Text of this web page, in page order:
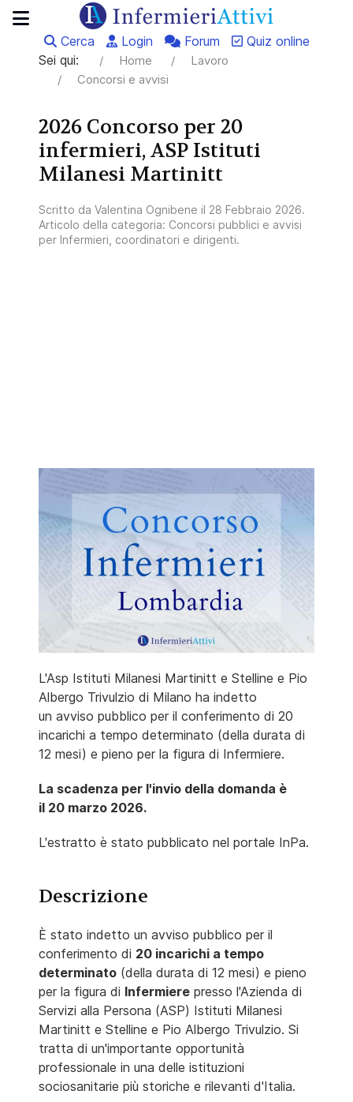
Cerca Login Forum
Quiz online
Sei qui:
Home
Lavoro
Concorsi e avvisi
2026 Concorso per 20
infermieri, ASP Istituti
Milanesi Martinitt
Scritto da Valentina Ognibene il 28 Febbraio 2026.
Articolo della categoria: Concorsi pubblici e avvisi
per Infermieri, coordinatori e dirigenti.
L'Asp Istituti Milanesi Martinitt e Stelline e Pio
Albergo Trivulzio di Milano ha indetto
un avviso pubblico per il conferimento di 20
incarichi a tempo determinato (della durata di
12 mesi) e pieno per la figura di Infermiere.
La scadenza per l'invio della domanda è
il 20 marzo 2026.
L'estratto è stato pubblicato nel portale InPa.
Descrizione
È stato indetto un avviso pubblico per il
conferimento di 20 incarichi a tempo
determinato (della durata di 12 mesi) e pieno
per la figura di Infermiere presso l'Azienda di
Servizi alla Persona (ASP) Istituti Milanesi
Martinitt e Stelline e Pio Albergo Trivulzio. Si
tratta di un'importante opportunità
professionale in una delle istituzioni
sociosanitarie più storiche e rilevanti d'Italia.